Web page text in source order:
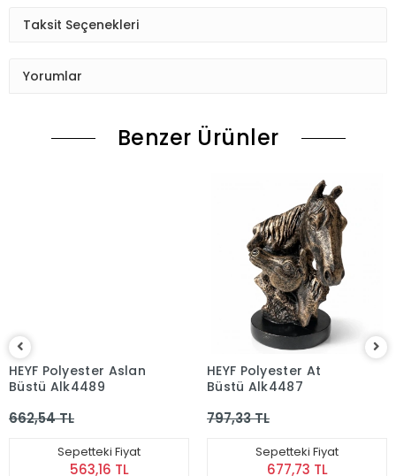
Taksit Seçenekleri
Yorumlar
Benzer Ürünler
HEYF Polyester Aslan
Büstü Alk4489
662,54 TL
Sepetteki Fiyat
563,16 TL
HEYF Polyester At
Büstü Alk4487
797,33 TL
Sepetteki Fiyat
677,73 TL